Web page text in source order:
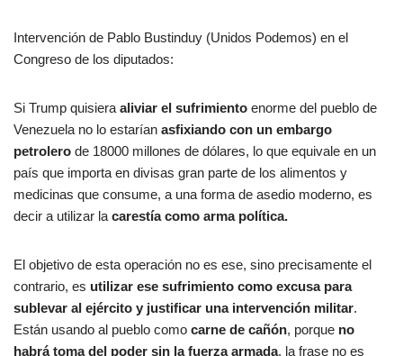
Intervención de Pablo Bustinduy (Unidos Podemos) en el
Congreso de los diputados:
Si Trump quisiera aliviar el sufrimiento enorme del pueblo de
Venezuela no lo estarían asfixiando con un embargo
petrolero de 18000 millones de dólares, lo que equivale en un
país que importa en divisas gran parte de los alimentos y
medicinas que consume, a una forma de asedio moderno, es
decir a utilizar la carestía como arma política.
El objetivo de esta operación no es ese, sino precisamente el
contrario, es utilizar ese sufrimiento como excusa para
sublevar al ejército y justificar una intervención militar.
Están usando al pueblo como carne de cañón, porque no
habrá toma del poder sin la fuerza armada, la frase no es